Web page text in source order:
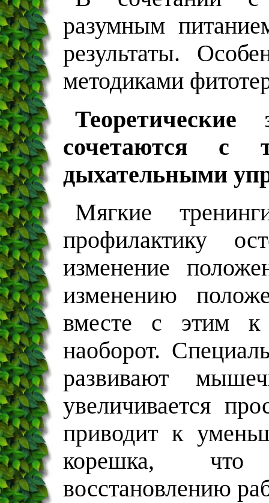
разумным
результаты.
методиками
сочетаются с
дыхательными
Мягкие
профилактику
изменение
изменению
вместе с этим
наоборот.
развивают
увеличивается
приводит к
корешка, что
восстановлению